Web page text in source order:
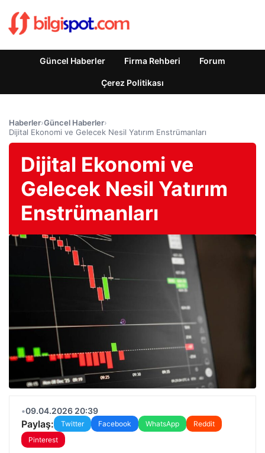
Güncel Haberler Firma Rehberi Forum
Çerez Politikası
Haberler›Güncel Haberler›
Dijital Ekonomi ve Gelecek Nesil Yatırım Enstrümanları
Dijital Ekonomi ve
Gelecek Nesil Yatırım
Enstrümanları
•09.04.2026 20:39
Paylaş: Twitter Facebook WhatsApp
Reddit
Pinterest